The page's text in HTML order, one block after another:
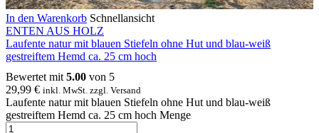
In den Warenkorb Schnellansicht
ENTEN AUS HOLZ
Laufente natur mit blauen Stiefeln ohne Hut und blau-weiß
gestreiftem Hemd ca. 25 cm hoch
Bewertet mit 5.00 von 5
29,99 € inkl. MwSt. zzgl. Versand
Laufente natur mit blauen Stiefeln ohne Hut und blau-weiß
gestreiftem Hemd ca. 25 cm hoch Menge